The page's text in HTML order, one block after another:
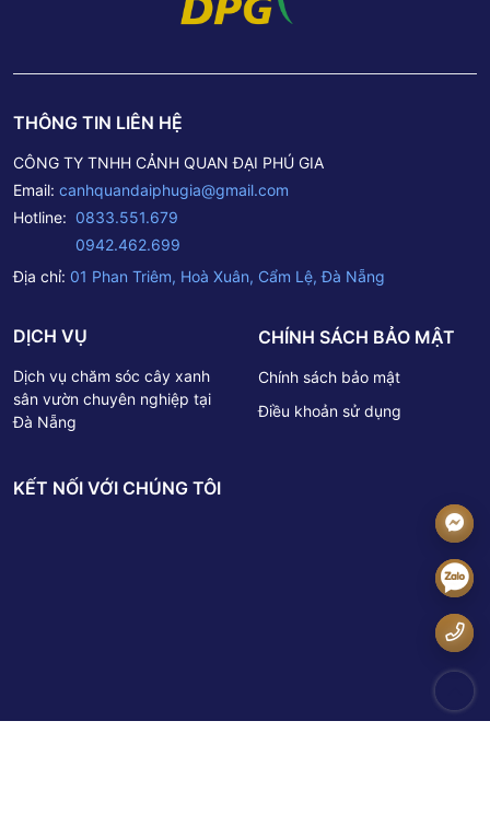
THÔNG TIN LIÊN HỆ
CÔNG TY TNHH CẢNH QUAN ĐẠI PHÚ GIA
Email: canhquandaiphugia@gmail.com
Hotline: 0833.551.679
0942.462.699
Địa chỉ: 01 Phan Triêm, Hoà Xuân, Cẩm Lệ, Đà Nẵng
DỊCH VỤ
Dịch vụ chăm sóc cây xanh
sân vườn chuyên nghiệp tại
Đà Nẵng
CHÍNH SÁCH BẢO MẬT
Chính sách bảo mật
Điều khoản sử dụng
KẾT NỐI VỚI CHÚNG TÔI